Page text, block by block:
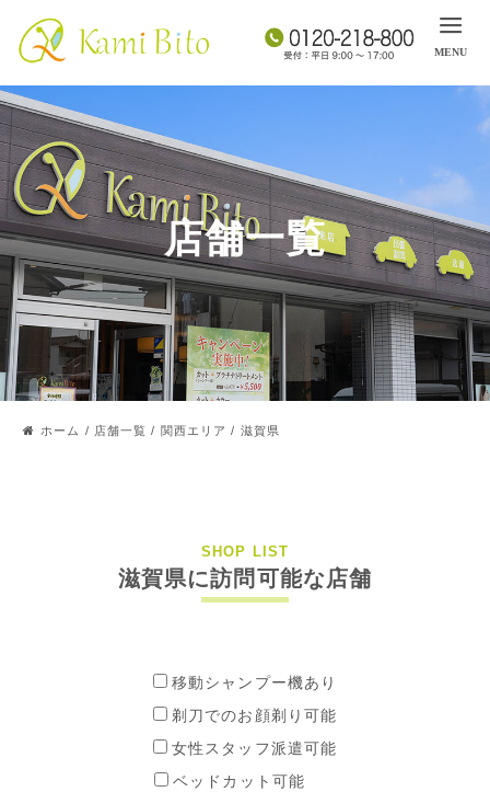
店舗一覧
ホーム / 店舗一覧 / 関西エリア / 滋賀県
SHOP LIST
滋賀県に訪問可能な店舗
移動シャンプー機あり
剃刀でのお顔剃り可能
女性スタッフ派遣可能
ベッドカット可能